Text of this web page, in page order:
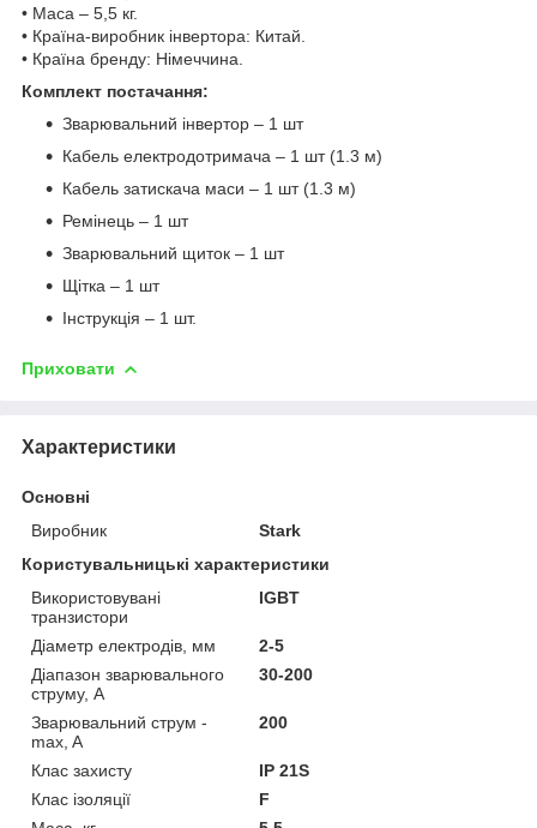
• Маса – 5,5 кг.
• Країна-виробник інвертора: Китай.
• Країна бренду: Німеччина.
Комплект постачання:
Зварювальний інвертор – 1 шт
Кабель електродотримача – 1 шт (1.3 м)
Кабель затискача маси – 1 шт (1.3 м)
Ремінець – 1 шт
Зварювальний щиток – 1 шт
Щітка – 1 шт
Інструкція – 1 шт.
Приховати
Характеристики
Основні
Виробник
Stark
Користувальницькі характеристики
Використовувані
транзистори
IGBT
Діаметр електродів, мм
2-5
Діапазон зварювального
струму, А
30-200
Зварювальний струм -
max, A
200
Клас захисту
IP 21S
Клас ізоляції
F